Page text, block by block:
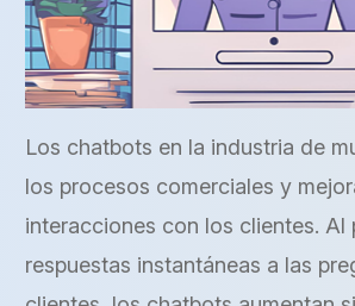
Los chatbots en la industria de
los procesos comerciales y
interacciones con los clientes. Al
respuestas instantáneas a las